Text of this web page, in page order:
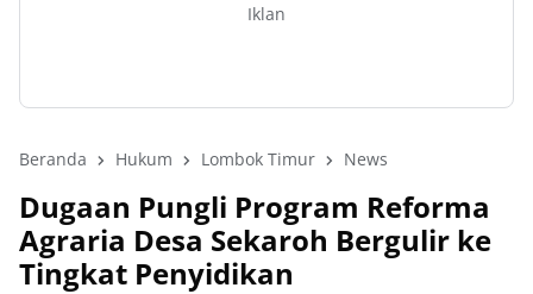
Iklan
Beranda Hukum Lombok Timur News
Dugaan Pungli Program Reforma
Agraria Desa Sekaroh Bergulir ke
Tingkat Penyidikan